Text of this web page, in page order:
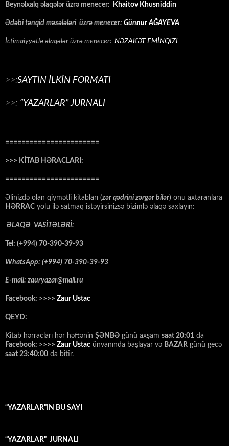
Beynəlxalq əlaqələr üzrə menecer: Khaitov Khusniddin
Ədəbi tənqid məsələləri üzrə menecer: Günnur AĞAYEVA
İctimaiyyətlə əlaqələr üzrə menecer: NƏZAKƏT EMİNQIZI
>>:SAYTIN İLKİN FORMATI
>>: “YAZARLAR” JURNALI
=======================
>>> KİTAB HƏRACLARI:
=======================
Əlinizdə olan qiymətli kitabları (zər qədrini zərgər bilər) onu axtaranlara
HƏRRAC yolu ilə satmaq istəyirsinizsə bizimlə əlaqə saxlayın:
ƏLAQƏ VASİTƏLƏRİ:
Tel: (+994) 70-390-39-93
WhatsApp: (+994) 70-390-39-93
E-mail: zauryazar@mail.ru
Facebook: >>>> Zaur Ustac
QEYD:
Kitab hərracları hər həftənin ŞƏNBƏ günü axşam saat 20:01 da
Facebook: >>>> Zaur Ustac ünvanında başlayar və BAZAR günü gecə
saat 23:40:00 da bitir.
“YAZARLAR”IN BU SAYI
“YAZARLAR” JURNALI